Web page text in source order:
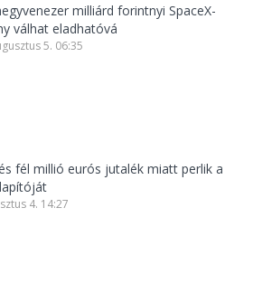
milliárd forintnyi SpaceX-
válhat eladhatóvá
5. 06:35
fél millió eurós jutalék miatt perlik a
4. 14:27